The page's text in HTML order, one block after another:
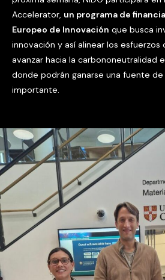
Accelerator, un programa de
Europeo de Innovación que busca
innovación y así alinear los esfuerzos
avanzar hacia la carbononeutralidad
donde podrán ganarse una fuente de
importante.